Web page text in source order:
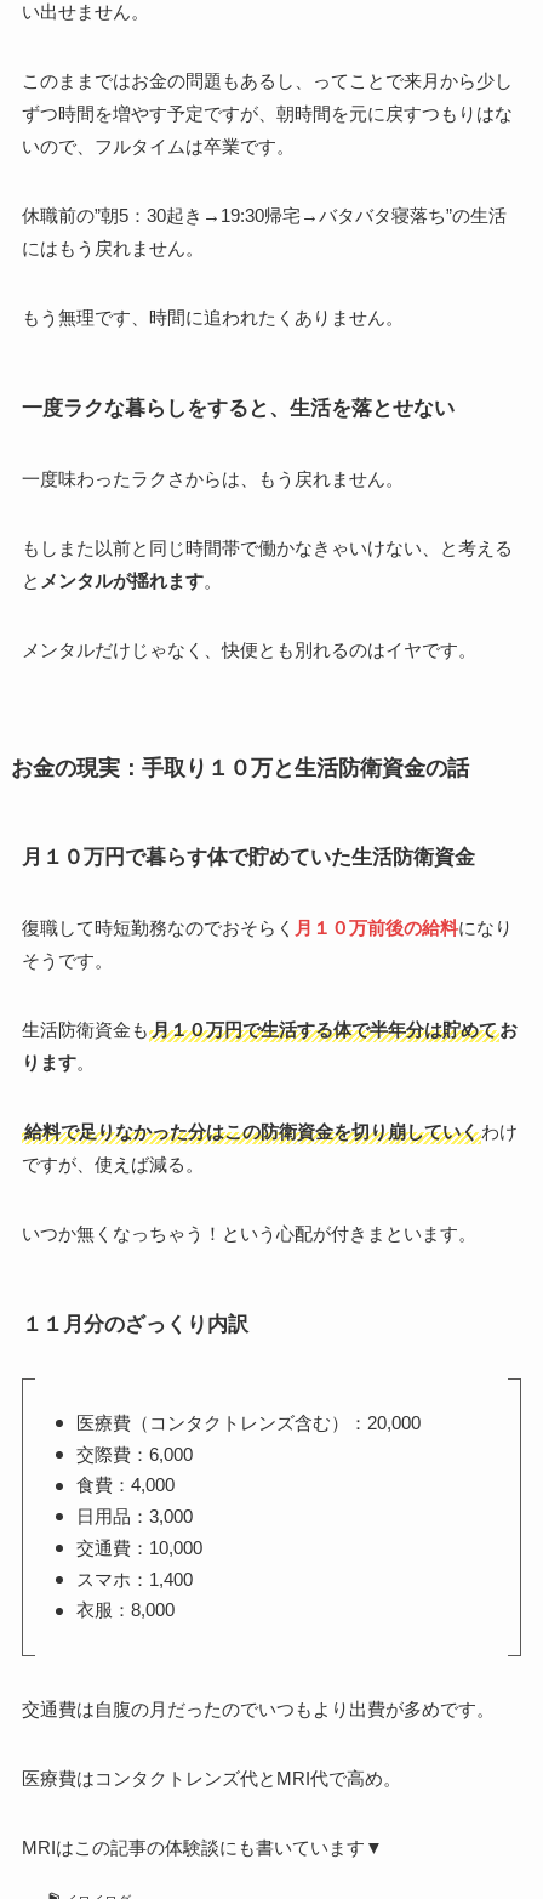
い出せません。
このままではお金の問題もあるし、ってことで来月から少し
ずつ時間を増やす予定ですが、朝時間を元に戻すつもりはな
いので、フルタイムは卒業です。
休職前の”朝5：30起き→19:30帰宅→バタバタ寝落ち”の生活
にはもう戻れません。
もう無理です、時間に追われたくありません。
一度ラクな暮らしをすると、生活を落とせない
一度味わったラクさからは、もう戻れません。
もしまた以前と同じ時間帯で働かなきゃいけない、と考える
と メンタルが揺れます。
メンタルだけじゃなく、快便とも別れるのはイヤです。
お金の現実：手取り１０万と生活防衛資金の話
月１０万円で暮らす体で貯めていた生活防衛資金
復職して時短勤務なのでおそらく 月１０万前後の給料になり
そうです。
生活防衛資金も 月１０万円で生活する体で半年分は貯めてお
ります。
給料で足りなかった分はこの防衛資金を切り崩していくわけ
ですが、使えば減る。
いつか無くなっちゃう！という心配が付きまといます。
１１月分のざっくり内訳
医療費（コンタクトレンズ含む）：20,000
交際費：6,000
食費：4,000
日用品：3,000
交通費：10,000
スマホ：1,400
衣服：8,000
交通費は自腹の月だったのでいつもより出費が多めです。
医療費はコンタクトレンズ代とMRI代で高め。
MRIはこの記事の体験談にも書いています▼